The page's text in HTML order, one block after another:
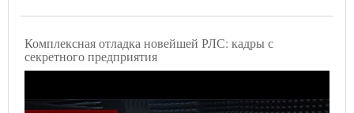
Комплексная отладка новейшей РЛС: кадры с
секретного предприятия